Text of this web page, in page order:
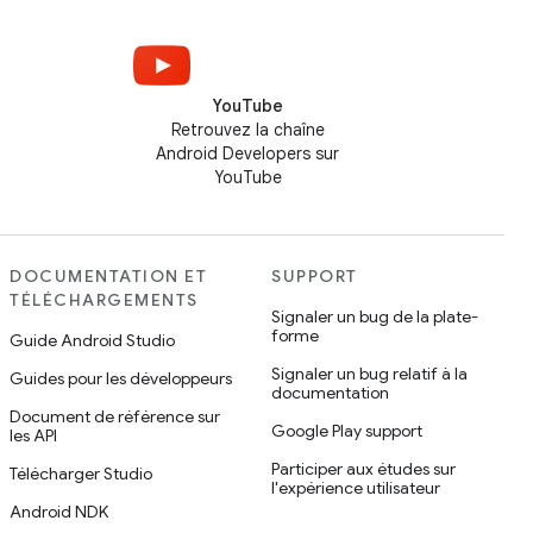
YouTube
Retrouvez la chaîne
Android Developers sur
YouTube
DOCUMENTATION ET
TÉLÉCHARGEMENTS
Guide Android Studio
Guides pour les développeurs
Document de référence sur
les API
Télécharger Studio
Android NDK
SUPPORT
Signaler un bug de la plate-
forme
Signaler un bug relatif à la
documentation
Google Play support
Participer aux études sur
l'expérience utilisateur